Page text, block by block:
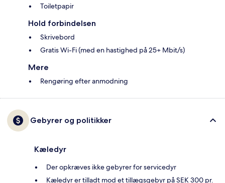
Toiletpapir
Hold forbindelsen
Skrivebord
Gratis Wi-Fi (med en hastighed på 25+ Mbit/s)
Mere
Rengøring efter anmodning
Gebyrer og politikker
Kæledyr
Der opkræves ikke gebyrer for servicedyr
Kæledyr er tilladt mod et tillægsgebyr på SEK 300 pr.